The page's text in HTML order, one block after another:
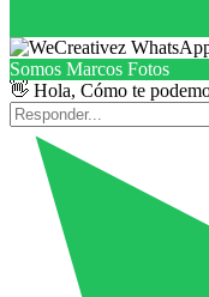
Somos Marcos Fotos
👋 Hola, Cómo te